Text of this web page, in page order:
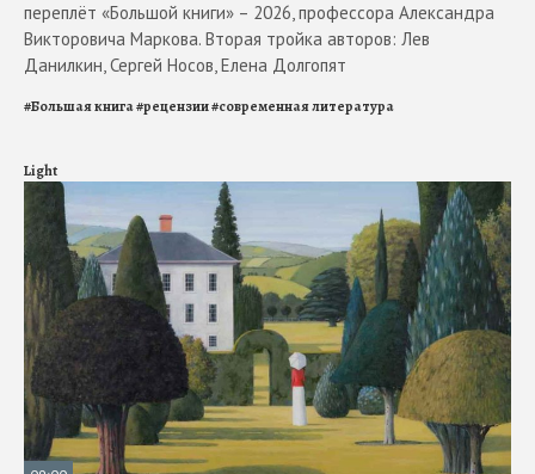
переплёт «Большой книги» – 2026, профессора Александра
Викторовича Маркова. Вторая тройка авторов: Лев
Данилкин, Сергей Носов, Елена Долгопят
#Большая книга#рецензии#современная литература
Light